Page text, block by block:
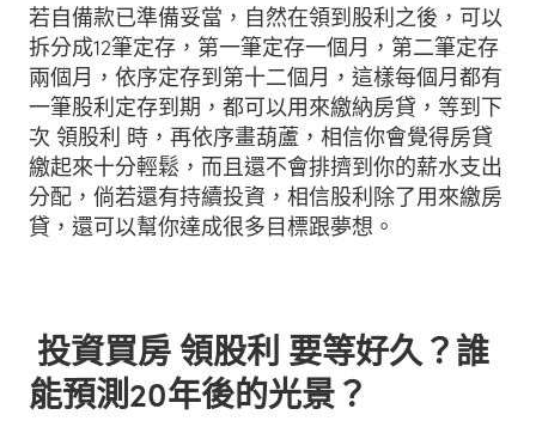
若自備款已準備妥當，自然在領到股利之後，可以
拆分成12筆定存，第一筆定存一個月，第二筆定存
兩個月，依序定存到第十二個月，這樣每個月都有
一筆股利定存到期，都可以用來繳納房貸，等到下
次 領股利 時，再依序畫葫蘆，相信你會覺得房貸
繳起來十分輕鬆，而且還不會排擠到你的薪水支出
分配，倘若還有持續投資，相信股利除了用來繳房
貸，還可以幫你達成很多目標跟夢想。
投資買房 領股利 要等好久？誰
能預測20年後的光景？